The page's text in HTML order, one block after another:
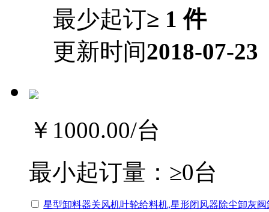
最少起订≥ 1 件
更新时间2018-07-23
￥1000.00/台
最小起订量： ≥0台
星型卸料器关风机叶轮给料机,星形闭风器除尘卸灰